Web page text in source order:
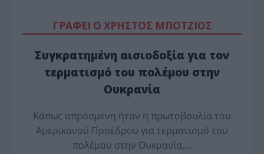
ΓΡΑΦΕΙ Ο ΧΡΗΣΤΟΣ ΜΠΟΤΖΙΟΣ
Συγκρατημένη αισιοδοξία για τον
τερματισμό του πολέμου στην
Ουκρανία
Κάπως απρόσμενη ήταν η πρωτοβουλία του
Αμερικανού Προέδρου για τερματισμό του
πολέμου στην Ουκρανία,…